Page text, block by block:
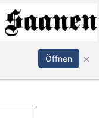
Anmelden
Öffnen ×